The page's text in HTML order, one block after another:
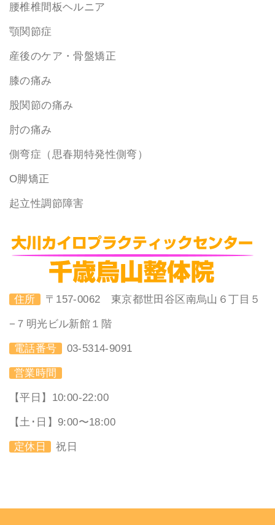
腰椎椎間板ヘルニア
顎関節症
産後のケア・骨盤矯正
膝の痛み
股関節の痛み
肘の痛み
側弯症（思春期特発性側弯）
O脚矯正
起立性調節障害
住所 〒157-0062 東京都世田谷区南烏山６丁目５
−７明光ビル新館１階
電話番号 03-5314-9091
営業時間
【平日】10:00-22:00
【土･日】9:00〜18:00
定休日 祝日